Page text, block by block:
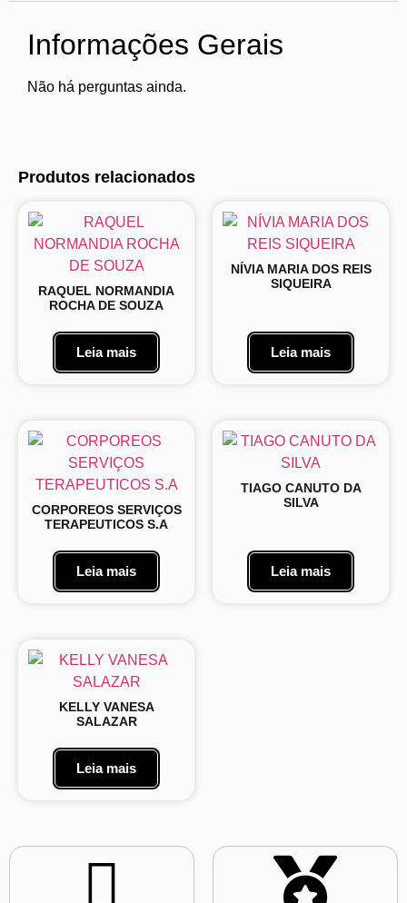
Informações Gerais
Não há perguntas ainda.
Produtos relacionados
RAQUEL NORMANDIA
ROCHA DE SOUZA
Leia mais
NÍVIA MARIA DOS REIS
SIQUEIRA
Leia mais
CORPOREOS SERVIÇOS
TERAPEUTICOS S.A
Leia mais
TIAGO CANUTO DA
SILVA
Leia mais
KELLY VANESA
SALAZAR
Leia mais